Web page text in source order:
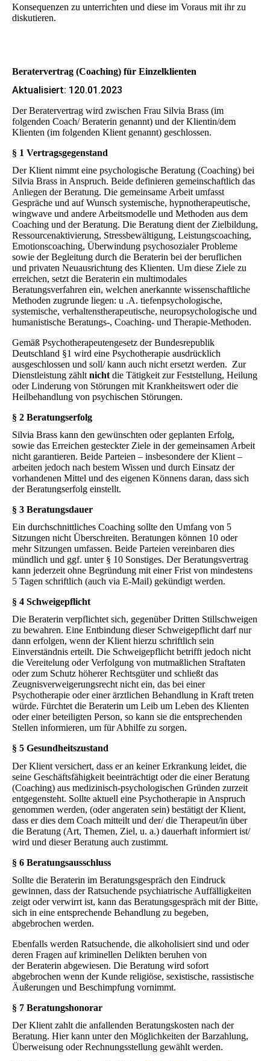
Konsequenzen zu unterrichten und diese im Voraus mit ihr zu
diskutieren.
Beratervertrag (Coaching) für Einzelklienten
Aktualisiert: 120.01.2023
Der Beratervertrag wird zwischen Frau Silvia Brass (im
folgenden Coach/ Beraterin genannt) und der Klientin/dem
Klienten (im folgenden Klient genannt) geschlossen.
§ 1 Vertragsgegenstand
Der Klient nimmt eine psychologische Beratung (Coaching) bei
Silvia Brass in Anspruch. Beide definieren gemeinschaftlich das
Anliegen der Beratung. Die gemeinsame Arbeit umfasst
Gespräche und auf Wunsch systemische, hypnotherapeutische,
wingwave und andere Arbeitsmodelle und Methoden aus dem
Coaching und der Beratung. Die Beratung dient der Zielbildung,
Ressourcenaktivierung, Stressbewältigung, Leistungscoaching,
Emotionscoaching, Überwindung psychosozialer Probleme
sowie der Begleitung durch die Beraterin bei der beruflichen
und privaten Neuausrichtung des Klienten. Um diese Ziele zu
erreichen, setzt die Beraterin ein multimodales
Beratungsverfahren ein, welchen anerkannte wissenschaftliche
Methoden zugrunde liegen: u .A. tiefenpsychologische,
systemische, verhaltenstherapeutische, neuropsychologische und
humanistische Beratungs-, Coaching- und Therapie-Methoden.
Gemäß Psychotherapeutengesetz der Bundesrepublik
Deutschland §1 wird eine Psychotherapie ausdrücklich
ausgeschlossen und soll/ kann auch nicht ersetzt werden. Zur
Dienstleistung zählt nicht die Tätigkeit zur Feststellung, Heilung
oder Linderung von Störungen mit Krankheitswert oder die
Heilbehandlung von psychischen Störungen.
§ 2 Beratungserfolg
Silvia Brass kann den gewünschten oder geplanten Erfolg,
sowie das Erreichen gesteckter Ziele in der gemeinsamen Arbeit
nicht garantieren. Beide Parteien – insbesondere der Klient –
arbeiten jedoch nach bestem Wissen und durch Einsatz der
vorhandenen Mittel und des eigenen Könnens daran, dass sich
der Beratungserfolg einstellt.
§ 3 Beratungsdauer
Ein durchschnittliches Coaching sollte den Umfang von 5
Sitzungen nicht Überschreiten. Beratungen können 10 oder
mehr Sitzungen umfassen. Beide Parteien vereinbaren dies
mündlich und ggf. unter § 10 Sonstiges. Der Beratungsvertrag
kann jederzeit ohne Begründung mit einer Frist von mindestens
5 Tagen schriftlich (auch via E-Mail) gekündigt werden.
§ 4 Schweigepflicht
Die Beraterin verpflichtet sich, gegenüber Dritten Stillschweigen
zu bewahren. Eine Entbindung dieser Schweigepflicht darf nur
dann erfolgen, wenn der Klient hierzu schriftlich sein
Einverständnis erteilt. Die Schweigepflicht betrifft jedoch nicht
die Vereitelung oder Verfolgung von mutmaßlichen Straftaten
oder zum Schutz höherer Rechtsgüter und schließt das
Zeugnisverweigerungsrecht nicht ein, das bei einer
Psychotherapie oder einer ärztlichen Behandlung in Kraft treten
würde. Fürchtet die Beraterin um Leib um Leben des Klienten
oder einer beteiligten Person, so kann sie die entsprechenden
Stellen informieren, um für Abhilfe zu sorgen.
§ 5 Gesundheitszustand
Der Klient versichert, dass er an keiner Erkrankung leidet, die
seine Geschäftsfähigkeit beeinträchtigt oder die einer Beratung
(Coaching) aus medizinisch-psychologischen Gründen zurzeit
entgegensteht. Sollte aktuell eine Psychotherapie in Anspruch
genommen werden, (oder angeraten sein) bestätigt der Klient,
dass er dies dem Coach mitteilt und der/ die Therapeut/in über
die Beratung (Art, Themen, Ziel, u. a.) dauerhaft informiert ist/
wird und dieser Beratung auch zustimmt.
§ 6 Beratungsausschluss
Sollte die Beraterin im Beratungsgespräch den Eindruck
gewinnen, dass der Ratsuchende psychiatrische Auffälligkeiten
zeigt oder verwirrt ist, kann das Beratungsgespräch mit der Bitte,
sich in eine entsprechende Behandlung zu begeben,
abgebrochen werden.
Ebenfalls werden Ratsuchende, die alkoholisiert sind und oder
deren Fragen auf kriminellen Delikten beruhen von
der Beraterin abgewiesen. Die Beratung wird sofort
abgebrochen wenn der Kunde religiöse, sexistische, rassistische
Äußerungen und Beschimpfung vornimmt.
§ 7 Beratungshonorar
Der Klient zahlt die anfallenden Beratungskosten nach der
Beratung. Hier kann unter den Möglichkeiten der Barzahlung,
Überweisung oder Rechnungsstellung gewählt werden.